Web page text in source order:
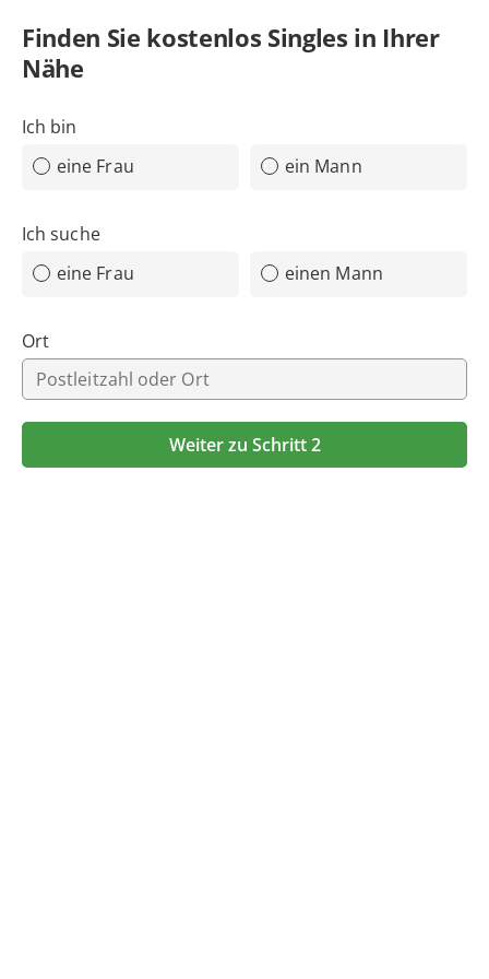
Finden Sie kostenlos Singles in Ihrer
Nähe
Ich bin
eine Frau
ein Mann
Ich suche
eine Frau
einen Mann
Ort
Weiter zu Schritt 2